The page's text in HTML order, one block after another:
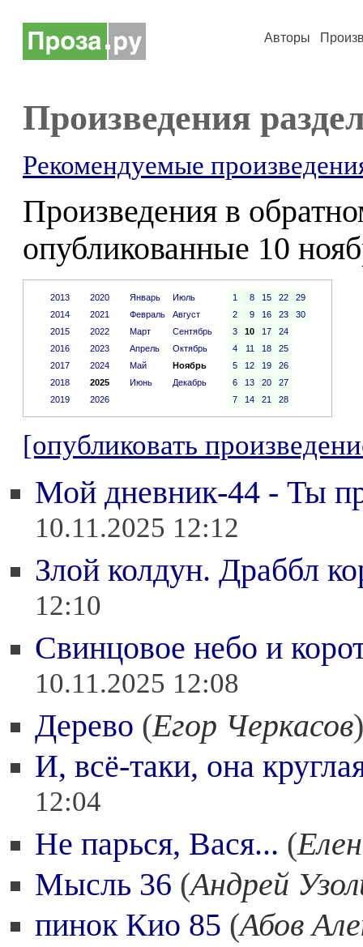
Авторы
Произведения
Рекомендуемые
Произведения в
опубликованные 10
2013
2014
2015
2016
2017
2018
2019
2020
2021
2022
2023
2024
2025
2026
Январь
Июль
Февраль
Август
Март
Сентябрь
Апрель
Октябрь
Май
Ноябрь
Июнь
Декабрь
1 8 15 22
29
2
9 16 23
30
3
10 17
24
4
11 18
25
5
12 19
26
6
13 20
27
7
14 21 28
[опубликовать
Мой дневник-44 - Ты
10.11.2025 12:12
Злой колдун. Драббл
12:10
Свинцовое небо и
10.11.2025 12:08
Дерево (Егор Черкасов
И, всё-таки, она
12:04
Не парься, Вася... (
Мысль 36 (Андрей
пинок Кио 85 (Абов